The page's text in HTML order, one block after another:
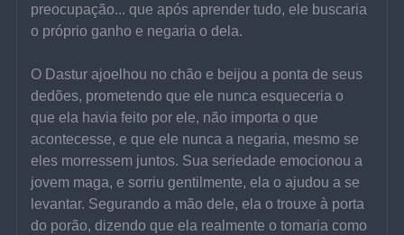
preocupação... que após aprender tudo, ele buscaria
o próprio ganho e negaria o dela.
O Dastur ajoelhou no chão e beijou a ponta de seus
dedões, prometendo que ele nunca esqueceria o
que ela havia feito por ele, não importa o que
acontecesse, e que ele nunca a negaria, mesmo se
eles morressem juntos. Sua seriedade emocionou a
jovem maga, e sorriu gentilmente, ela o ajudou a se
levantar. Segurando a mão dele, ela o trouxe à porta
do porão, dizendo que ela realmente o tomaria como